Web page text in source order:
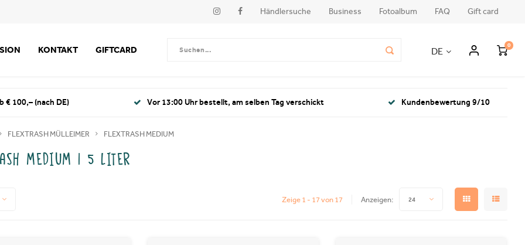
Händlersuche Business Fotoalbum FAQ Gift card
KONTAKT GIFTCARD DE
0
€ 100,– (nach DE) Vor 13:00 Uhr bestellt, am selben Tag verschickt Kundenbewertung 9/10
FLEXTRASH MÜLLEIMER FLEXTRASH MEDIUM
MEDIUM | 5 LITER
Zeige 1 - 17 von 17 Anzeigen: 24